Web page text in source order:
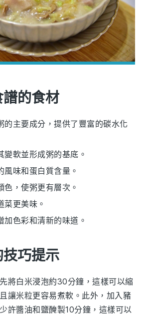
的食材
的主要成分，提供了豐富的碳水化
變軟並形成粥的基底。
風味和蛋白質含量。
色，使粥更有層次。
菜更美味。
加色彩和清新的味道。
巧提示
將白米浸泡約30分鐘，這樣可以縮
讓米粒更容易煮軟。此外，加入豬
許醬油和鹽醃製10分鐘，這樣可以